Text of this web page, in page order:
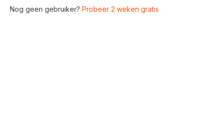
Nog geen gebruiker? Probeer 2 weken gratis